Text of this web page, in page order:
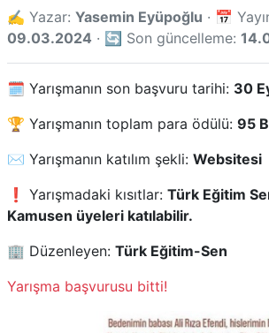
✍️ Yazar: Yasemin Eyüpoğlu · 📅
09.03.2024 · 🔄 Son güncelleme:
🗓️ Yarışmanın son başvuru tarihi: 30
🏆 Yarışmanın toplam para ödülü: 95
✉️ Yarışmanın katılım şekli: Websitesi
❗ Yarışmadaki kısıtlar: Türk Eğitim
Kamusen üyeleri katılabilir.
🏢 Düzenleyen: Türk Eğitim-Sen
Yarışma başvurusu bitti!